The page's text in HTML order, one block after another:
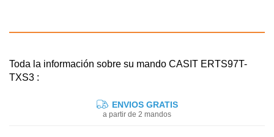
Toda la información sobre su mando CASIT ERTS97T-
TXS3 :
ENVIOS GRATIS
a partir de 2 mandos